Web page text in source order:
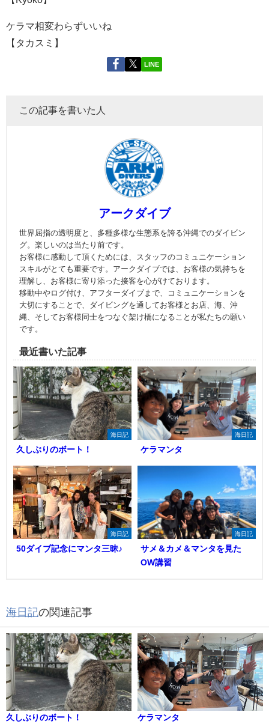
ケラマ相変わらずいいね
【タカスミ】
LINE
この記事を書いた人
アークダイブ
世界屈指の透明度と、多種多様な生態系を誇る沖縄でのダイビン
グ。楽しいのは当たり前です。
お客様に感動して頂くためには、スタッフのコミュニケーション
スキルがとても重要です。アークダイブでは、お客様の気持ちを
理解し、お客様に寄り添った接客を心がけております。
移動中やログ付け、アフターダイブまで、コミュニケーションを
大切にすることで、ダイビングを通してお客様とお店、海、沖
縄、そしてお客様同士をつなぐ架け橋になることが私たちの願い
です。
最近書いた記事
海日記
久しぶりのボート！
海日記
ケラマンタ
海日記
50ダイブ記念にマンタ三昧♪
海日記
サメ＆カメ＆マンタを見た
OW講習
海日記の関連記事
久しぶりのボート！ ケラマンタ